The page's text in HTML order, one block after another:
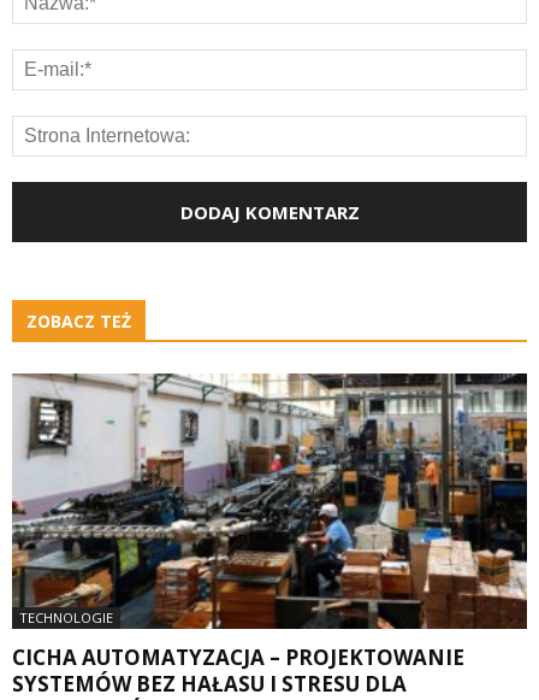
ZOBACZ TEŻ
TECHNOLOGIE
CICHA AUTOMATYZACJA – PROJEKTOWANIE
SYSTEMÓW BEZ HAŁASU I STRESU DLA